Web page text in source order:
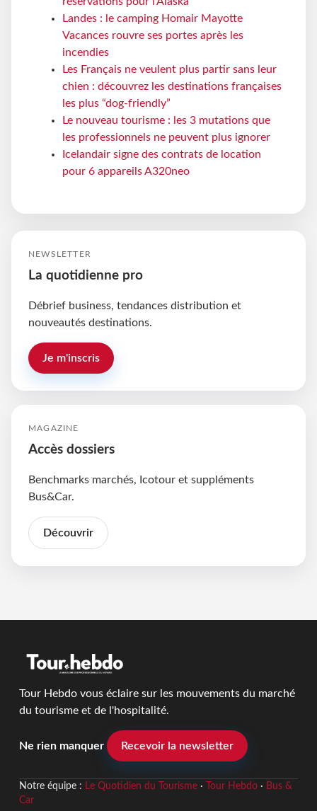
Landes : le camping Homair Mayotte
Vacances rouvre ses portes après les
incendies
Les Français ne veulent plus partir sans leur
chien : découvrez les destinations françaises
les plus “dog-friendly”
Le nouveau tourisme : les 3 mutations que
les professionnels ne peuvent plus ignorer
Icelandair signe des contrats de location
pour 6 appareils A320neo
NEWSLETTER
La quotidienne pro
Débrief business, tendances distribution et
nouveautés destinations.
Je m'inscris
MAGAZINE
Accès dossiers
Benchmarks marchés, Icotour et suppléments
Bus&Car.
Découvrir
Tour Hebdo vous éclaire sur les mouvements du marché
du tourisme et de l'hospitalité.
Ne rien manquer Recevoir la newsletter
Notre équipe : Le Quotidien du Tourisme· Tour Hebdo· Bus &
Car